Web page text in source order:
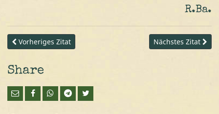
R.Ba.
Vorheriges Zitat Nächstes Zitat
Share